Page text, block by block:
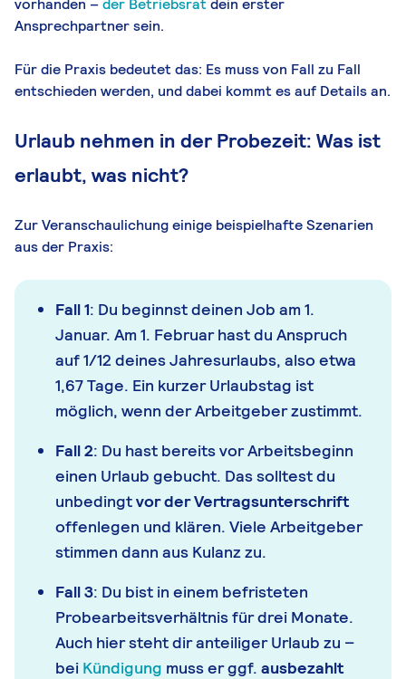
vorhanden –der Betriebsratdein erster
Ansprechpartner sein.
Für die Praxis bedeutet das: Es muss von Fall zu Fall
entschieden werden, und dabei kommt es auf Details an.
Urlaub nehmen in der Probezeit: Was ist
erlaubt, was nicht?
Zur Veranschaulichung einige beispielhafte Szenarien
aus der Praxis:
Fall 1: Du beginnst deinen Job am 1.
Januar. Am 1. Februar hast du Anspruch
auf 1/12 deines Jahresurlaubs, also etwa
1,67 Tage. Ein kurzer Urlaubstag ist
möglich, wenn der Arbeitgeber zustimmt.
Fall 2: Du hast bereits vor Arbeitsbeginn
einen Urlaub gebucht. Das solltest du
unbedingtvor der Vertragsunterschrift
offenlegen und klären. Viele Arbeitgeber
stimmen dann aus Kulanz zu.
Fall 3: Du bist in einem befristeten
Probearbeitsverhältnis für drei Monate.
Auch hier steht dir anteiliger Urlaub zu –
bei Kündigung muss er ggf. ausbezahlt